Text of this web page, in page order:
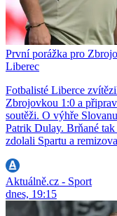
První porážka pro
Liberec
Fotbalisté Liberce
Zbrojovkou 1:0 a
soutěži. O výhře
Patrik Dulay. Brňané
zdolali Spartu a
Aktuálně.cz - Sport
dnes, 19:15